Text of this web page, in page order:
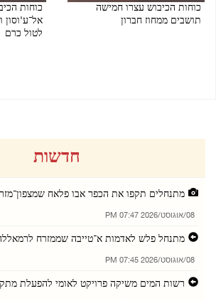
כוחות הכיבוש עצרו חמישה
תושבים ממחוז חברון
כוחות
אל־ע'וסון
לטול כרם
חדשות
מתנחלים תקפו את הכפר אבו פלאח
08/אוגוסט/2026 07:47 PM
מתנחל פלש לאדמות א־טייבה שממזרח
08/אוגוסט/2026 07:45 PM
רשות המים משיקה פרויקט לאומי להפעלת